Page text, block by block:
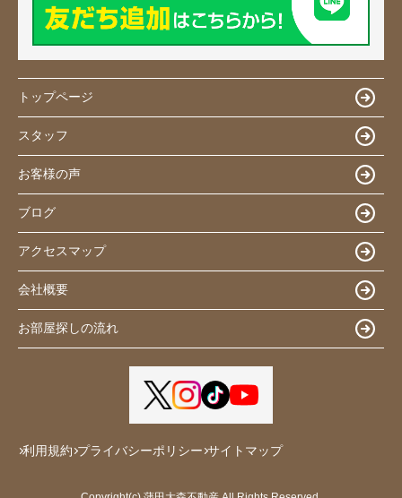
トップページ
スタッフ
お客様の声
ブログ
アクセスマップ
会社概要
お部屋探しの流れ
利用規約 プライバシーポリシー サイトマップ